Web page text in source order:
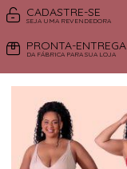
CADASTRE-SE
SEJA UMA REVENDEDORA
PRONTA-ENTREGA
DA FÁBRICA PARA SUA LOJA